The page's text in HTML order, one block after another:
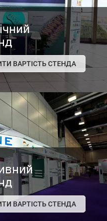
ВАРТІСТЬ СТЕНДА
ВАРТІСТЬ СТЕНДА